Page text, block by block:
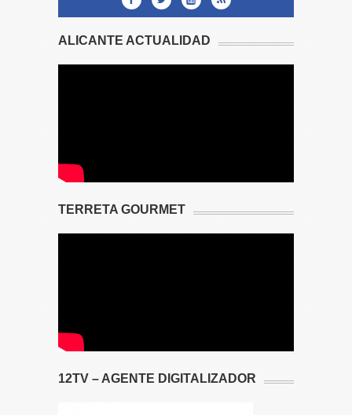
ALICANTE ACTUALIDAD
TERRETA GOURMET
12TV – AGENTE DIGITALIZADOR